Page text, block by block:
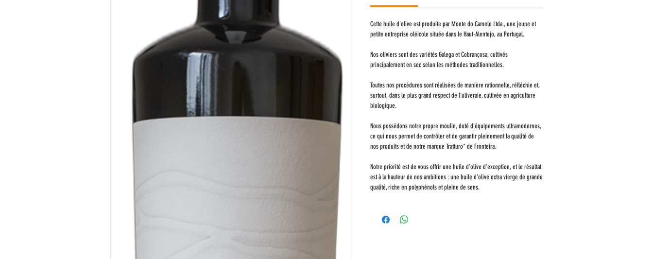
Cette huile d'olive est produite par Monte do Camelo Ltda., une jeune et
petite entreprise oléicole située dans le Haut-Alentejo, au Portugal.
Nos oliviers sont des variétés Galega et Cobrançosa, cultivés
principalement en sec selon les méthodes traditionnelles.
Toutes nos procédures sont réalisées de manière rationnelle, réfléchie et,
surtout, dans le plus grand respect de l'oliveraie, cultivée en agriculture
biologique.
Nous possédons notre propre moulin, doté d'équipements ultramodernes,
ce qui nous permet de contrôler et de garantir pleinement la qualité de
nos produits et de notre marque Tratturo* de Fronteira.
Notre priorité est de vous offrir une huile d'olive d'exception, et le résultat
est à la hauteur de nos ambitions : une huile d'olive extra vierge de grande
qualité, riche en polyphénols et pleine de sens.